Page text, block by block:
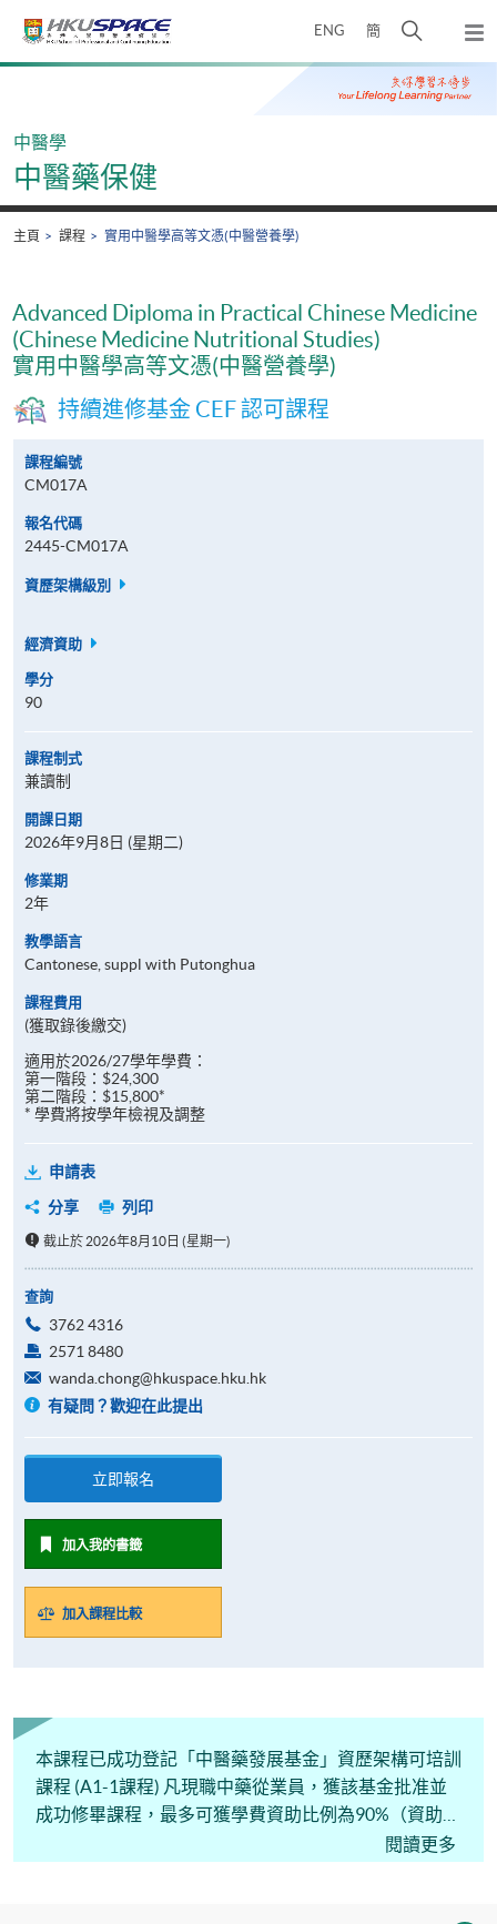
ENG 簡
開
搜
尋
彈
出
主
Main
中醫學
中醫藥保健
主頁 課程 實用中醫學高等文憑(中醫營養學)
Advanced Diploma in Practical Chinese Medicine
(Chinese Medicine Nutritional Studies)
實用中醫學高等文憑(中醫營養學)
持續進修基金 CEF 認可課程
課程編號
CM017A
報名代碼
2445-CM017A
資歷架構級別
經濟資助
學分
90
課程制式
兼讀制
開課日期
2026年9月8日 (星期二)
修業期
2年
教學語言
Cantonese, suppl with Putonghua
課程費用
(獲取錄後繳交)
適用於2026/27學年學費：
第一階段：$24,300
第二階段：$15,800*
* 學費將按學年檢視及調整
申請表
分享
列印
截止於 2026年8月10日 (星期一)
查詢
3762 4316
2571 8480
wanda.chong@hkuspace.hku.hk
有疑問？歡迎在此提出
立即報名
加入我的書籤
加入課程比較
本課程已成功登記「中醫藥發展基金」資歷架構可培訓
課程 (A1-1課程) 凡現職中藥從業員，獲該基金批准並
成功修畢課程，最多可獲學費資助比例為90%（資助上
閱讀更多